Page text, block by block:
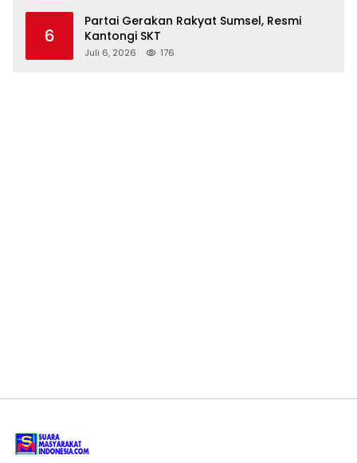
6
Partai Gerakan Rakyat Sumsel, Resmi
Kantongi SKT
Juli 6, 2026 176